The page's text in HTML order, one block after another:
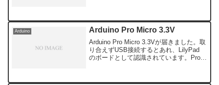
AD9834 は久しぶりなのですが見事はず
れ...
Arduino Arduino Pro Micro 3.3V
Arduino Pro Micro 3.3Vが届きました。取
り合えずUSB接続するとあれ、LilyPad
のボードとして認識されています。Pro
こ...